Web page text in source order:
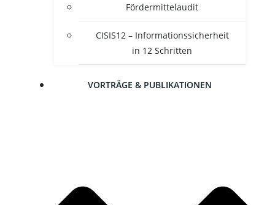
För­der­mit­tel­au­dit
CISIS12 – Infor­ma­ti­ons­si­cher­heit
in 12 Schritten
VOR­TRÄ­GE & PUBLIKATIONEN